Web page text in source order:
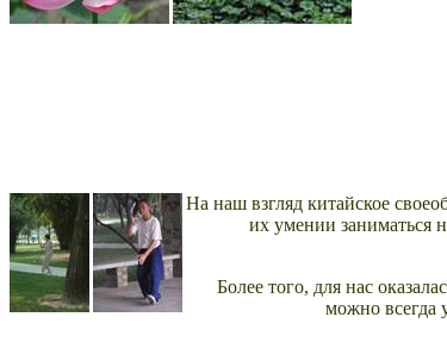
На наш взгляд китайское
их умении заниматься
Более того, для нас
можно всегда